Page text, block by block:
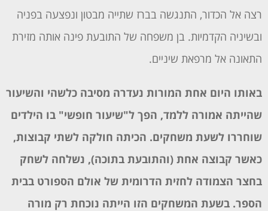
רצה אל הכדור, התנגשה בברז שתייה מבטון ונפצעה בפניה
ובשיניה הקדמיות. בן משפחה של התובעת פינה אותה מזירת
התאונה אל מרפאת שיניים.
באותו היום אחת המורות נעדרה מסיבה כלשהי והשיעור
שהייתה אמורה ללמד, הפך ל"שיעור חופשי" בו הילדים
שוחררו לשעת משחקים. הכיתה חולקה לשתי קבוצות,
כאשר קבוצה אחת (והתובעת בתוכה), נשלחה לשחק
בחצר הצמודה לחזית הדרומית של אולם הספורט בבית
הספר. בשעת המשחקים הזו הייתה נוכחת רק מורה